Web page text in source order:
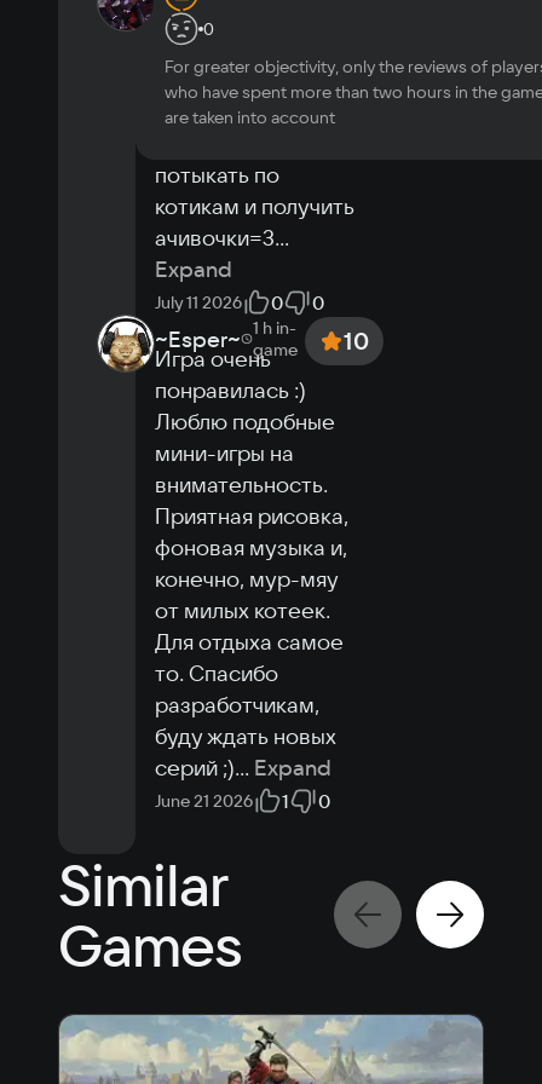
0.1 GB
Жду продолжения
этих
шедевроигр.Очень
вайбово в пятницу
потыкать по
котикам и получить
ачивочки=3...
Expand
July 11 2026 0 0
~Esper~ 1 h in-
game
10
Игра очень
понравилась :)
Люблю подобные
мини-игры на
внимательность.
Приятная рисовка,
фоновая музыка и,
конечно, мур-мяу
от милых котеек.
Для отдыха самое
то. Спасибо
разработчикам,
буду ждать новых
серий ;)... Expand
June 21 2026 1 0
0
For greater objectivity, only the reviews of
who have spent more than two hours in the
are taken into account
Similar
Games